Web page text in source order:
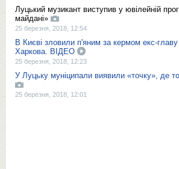
Луцький музикант виступив у ювілейній
майдані»
25 березня, 2018, 12:54
В Києві зловили п'яним за кермом екс-главу
Харкова. ВІДЕО
25 березня, 2018, 12:23
У Луцьку муніципали виявили «точку», де
25 березня, 2018, 12:01